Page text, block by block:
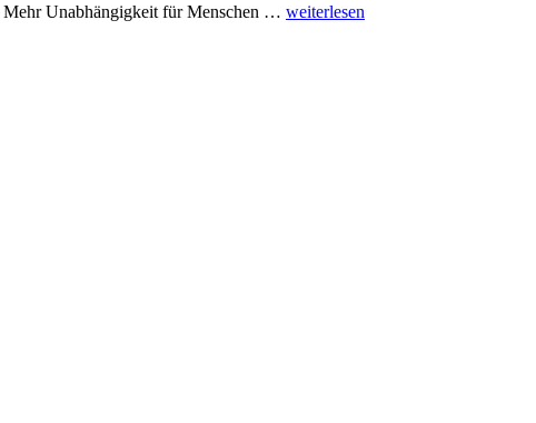
Unabhängigkeit für Menschen … weiterlesen